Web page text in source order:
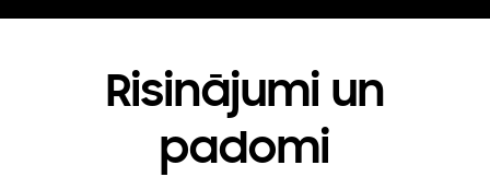
Risinājumi un
padomi